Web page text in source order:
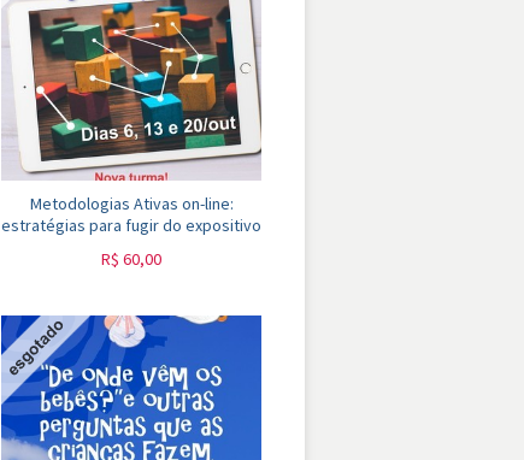
Metodologias Ativas on-line:
estratégias para fugir do expositivo
R$ 60,00